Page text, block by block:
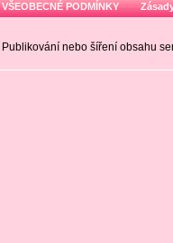
VŠEOBECNÉ PODMÍNKY
Publikování nebo šíření obsahu